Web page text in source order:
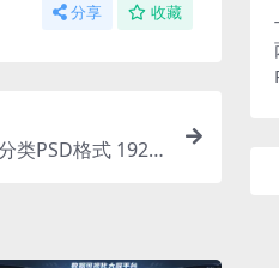
分享 收藏
类PSD格式 1920